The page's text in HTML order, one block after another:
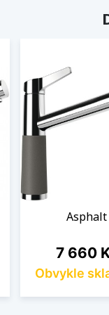
Asphalt
Cena
7 660
Obvykle